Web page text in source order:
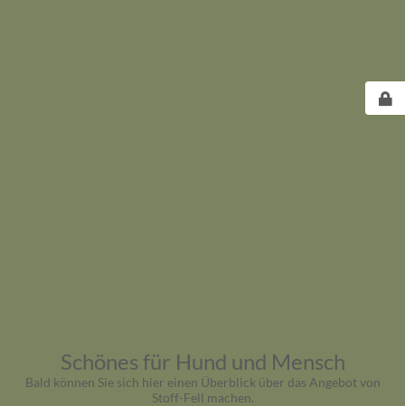
Schönes für Hund und Mensch
Bald können Sie sich hier einen Überblick über das Angebot von
Stoff-Fell machen.